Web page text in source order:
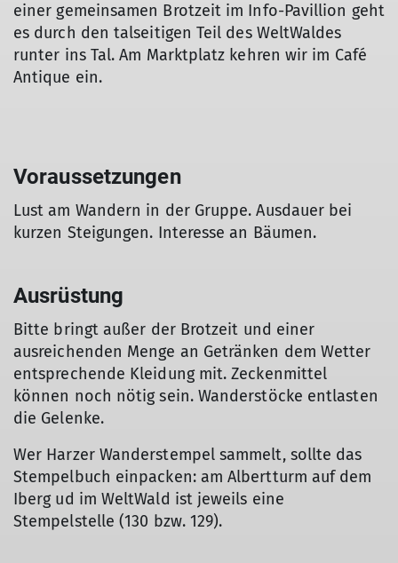
einer gemeinsamen Brotzeit im Info-Pavillion geht
es durch den talseitigen Teil des WeltWaldes
runter ins Tal. Am Marktplatz kehren wir im Café
Antique ein.
Voraussetzungen
Lust am Wandern in der Gruppe. Ausdauer bei
kurzen Steigungen. Interesse an Bäumen.
Ausrüstung
Bitte bringt außer der Brotzeit und einer
ausreichenden Menge an Getränken dem Wetter
entsprechende Kleidung mit. Zeckenmittel
können noch nötig sein. Wanderstöcke entlasten
die Gelenke.
Wer Harzer Wanderstempel sammelt, sollte das
Stempelbuch einpacken: am Albertturm auf dem
Iberg ud im WeltWald ist jeweils eine
Stempelstelle (130 bzw. 129).